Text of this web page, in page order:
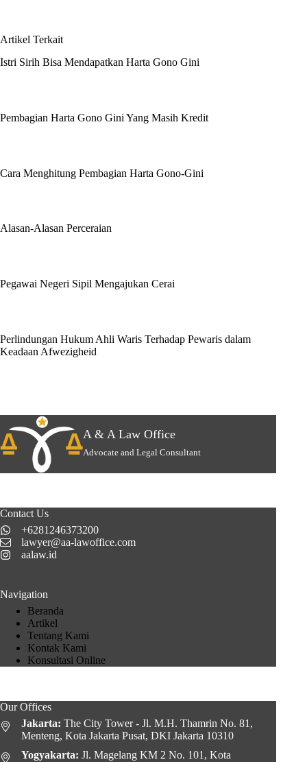
Artikel Terkait
Istri Sirih Bisa Mendapatkan Harta Gono Gini
Pembagian Harta Gono Gini Yang Masih Kredit
Cara Menghitung Pembagian Harta Gono-Gini
Alasan-Alasan Perceraian
Pegawai Negeri Sipil Mengajukan Cerai
Perlindungan Hukum Ahli Waris Terhadap Pewaris dalam
Keadaan Afwezigheid
A & A Law Office
Advocate and Legal Consultant
Contact Us
+6281246373200
lawyer@aa-lawoffice.com
aalaw.id
Navigation
Beranda
Artikel
Tentang Kami
Kontak Kami
Konsultasi Online
Our Offices
Jakarta: The City Tower - Jl. M.H. Thamrin No. 81,
Menteng, Kota Jakarta Pusat, DKI Jakarta 10310
Yogyakarta: Jl. Magelang KM 2 No. 101, Kota